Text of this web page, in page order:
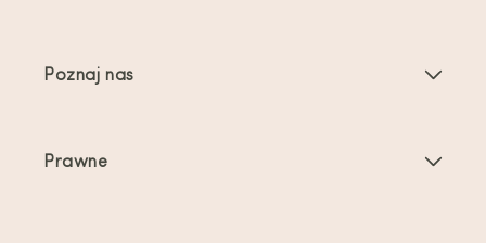
Oferty i promocje
Poznaj nas
Prawne